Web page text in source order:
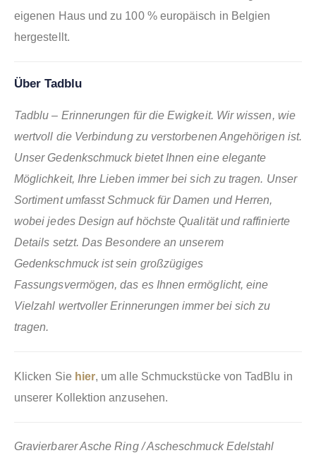
eigenen Haus und zu 100 % europäisch in Belgien
hergestellt.
Über Tadblu
Tadblu – Erinnerungen für die Ewigkeit. Wir wissen, wie
wertvoll die Verbindung zu verstorbenen Angehörigen ist.
Unser Gedenkschmuck bietet Ihnen eine elegante
Möglichkeit, Ihre Lieben immer bei sich zu tragen. Unser
Sortiment umfasst Schmuck für Damen und Herren,
wobei jedes Design auf höchste Qualität und raffinierte
Details setzt. Das Besondere an unserem
Gedenkschmuck ist sein großzügiges
Fassungsvermögen, das es Ihnen ermöglicht, eine
Vielzahl wertvoller Erinnerungen immer bei sich zu
tragen.
Klicken Sie hier, um alle Schmuckstücke von TadBlu in
unserer Kollektion anzusehen.
Gravierbarer Asche Ring / Ascheschmuck Edelstahl